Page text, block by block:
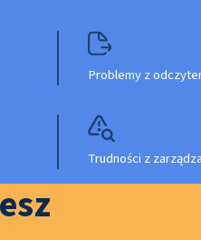
Problemy z
Trudności z